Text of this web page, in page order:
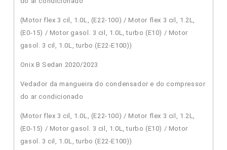
(Motor flex 3 cil, 1.0L, (E22-100) / Motor flex 3 cil, 1.2L,
(E0-15) / Motor gasol. 3 cil, 1.0L, turbo (E10) / Motor
gasol. 3 cil, 1.0L, turbo (E22-E100))
Onix B Sedan 2020/2023
Vedador da mangueira do condensador e do compressor
do ar condicionado
(Motor flex 3 cil, 1.0L, (E22-100) / Motor flex 3 cil, 1.2L,
(E0-15) / Motor gasol. 3 cil, 1.0L, turbo (E10) / Motor
gasol. 3 cil, 1.0L, turbo (E22-E100))